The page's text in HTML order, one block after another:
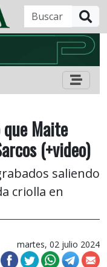
Maite
(+video)
saliendo
criolla en
martes, 02 julio 2024